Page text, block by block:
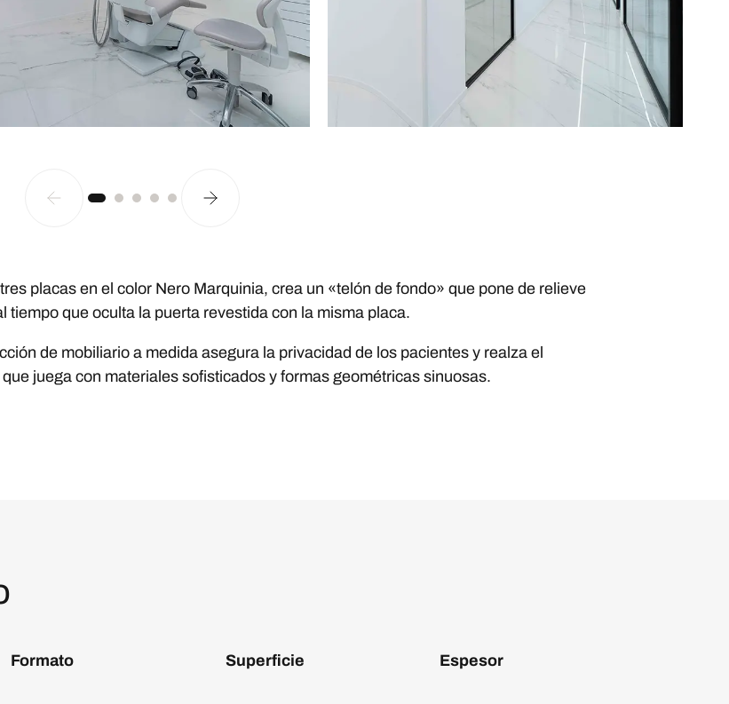
placas en el color Nero Marquinia, crea un «telón de fondo» que pone de relieve
tiempo que oculta la puerta revestida con la misma placa.
de mobiliario a medida asegura la privacidad de los pacientes y realza el
juega con materiales sofisticados y formas geométricas sinuosas.
Formato Superficie Espesor